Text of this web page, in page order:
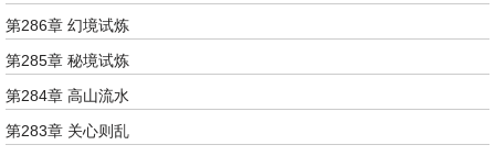
第286章 幻境试炼
第285章 秘境试炼
第284章 高山流水
第283章 关心则乱